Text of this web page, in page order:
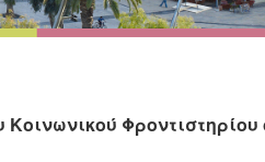
Κοινωνικού